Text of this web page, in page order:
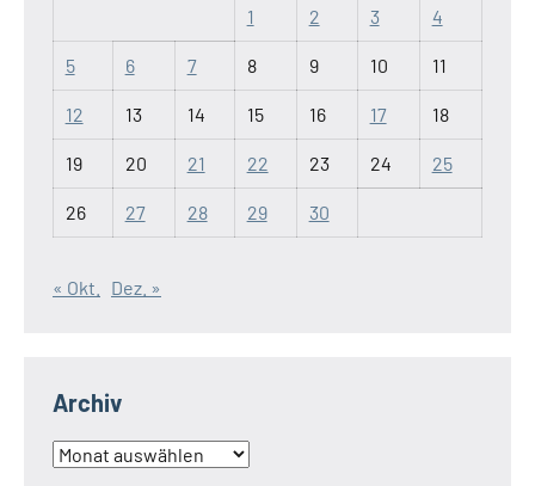
1 2 3 4
5 6 7 8 9 10 11
12 13 14 15 16 17 18
19 20 21 22 23 24 25
26 27 28 29 30
« Okt. Dez. »
Archiv
Archiv